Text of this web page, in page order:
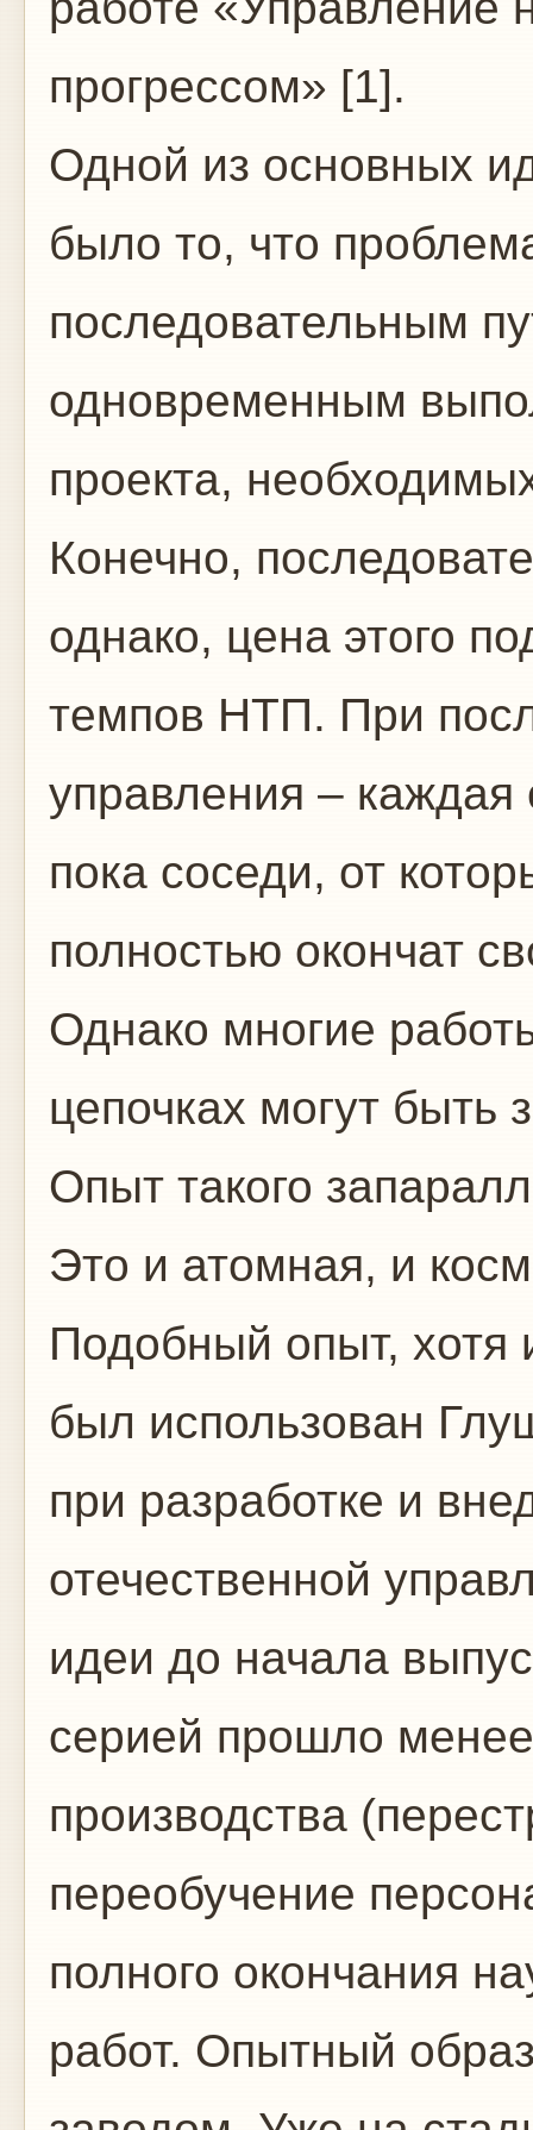
прогрессом» [1].
Одной из основных
было то, что
последовательным
одновременным
проекта,
Конечно,
однако, цена этого
темпов НТП. При
управления –
пока соседи, от
полностью окончат
Однако многие
цепочках могут быть
Опыт такого
Это и атомная, и
Подобный опыт,
был использован
при разработке и
отечественной
идеи до начала
серией прошло менее
производства
переобучение
полного окончания
работ. Опытный